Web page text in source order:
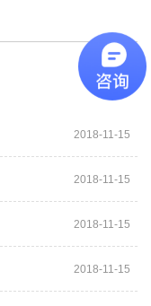
2018-11-15
2018-11-15
2018-11-15
2018-11-15